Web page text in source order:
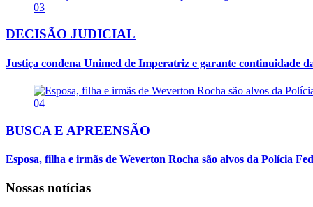
03
DECISÃO JUDICIAL
Justiça condena Unimed de Imperatriz e garante continuidade
04
BUSCA E APREENSÃO
Esposa, filha e irmãs de Weverton Rocha são alvos da Polícia
Nossas notícias